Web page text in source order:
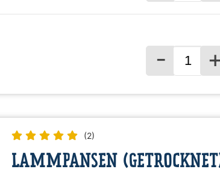
-
Menge für
(2)
LAMMPANSEN